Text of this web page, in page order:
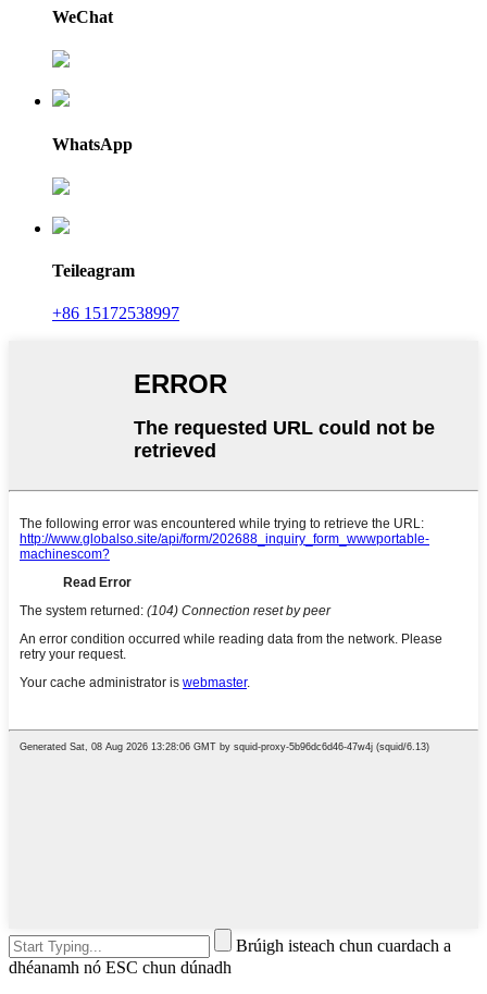
WeChat
WhatsApp
Teileagram
+86 15172538997
Brúigh isteach chun cuardach a
dhéanamh nó ESC chun dúnadh